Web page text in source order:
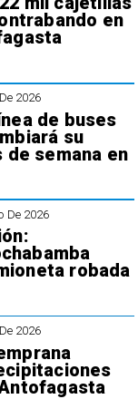
en
2026
de buses
su
semana en
De 2026
robada
2026